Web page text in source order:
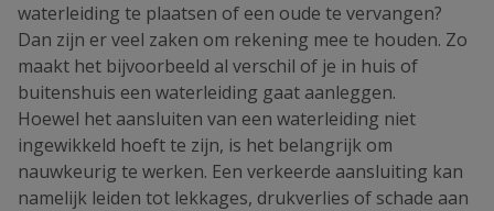
waterleiding te plaatsen of een oude te vervangen?
Dan zijn er veel zaken om rekening mee te houden. Zo
maakt het bijvoorbeeld al verschil of je in huis of
buitenshuis een waterleiding gaat aanleggen.
Hoewel het aansluiten van een waterleiding niet
ingewikkeld hoeft te zijn, is het belangrijk om
nauwkeurig te werken. Een verkeerde aansluiting kan
namelijk leiden tot lekkages, drukverlies of schade aan